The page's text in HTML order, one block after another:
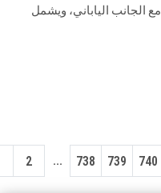
المبادرة المصرية اليابانية للتعليم EJEP مع الجانب الياباني، ويشمل
2 ... 738 739 740